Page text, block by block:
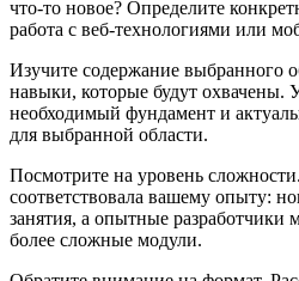
что-то новое? Определите
работа с веб-технологиями или
Изучите содержание выбранного
навыки, которые будут охвачены.
необходимый фундамент и
для выбранной области.
Посмотрите на уровень
соответствовала вашему опыту:
занятия, а опытные разработчики
более сложные модули.